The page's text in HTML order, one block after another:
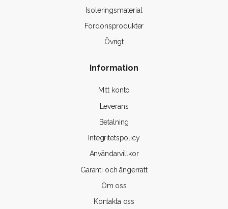
Isoleringsmaterial
Fordonsprodukter
Övrigt
Information
Mitt konto
Leverans
Betalning
Integritetspolicy
Användarvillkor
Garanti och ångerrätt
Om oss
Kontakta oss